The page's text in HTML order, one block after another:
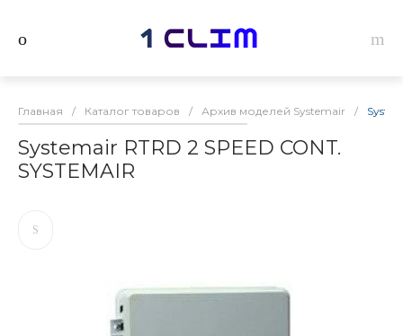
Главная / Каталог товаров / Архив моделей Systemair /
Systemair RTRD 2 SPEED CONT.
SYSTEMAIR